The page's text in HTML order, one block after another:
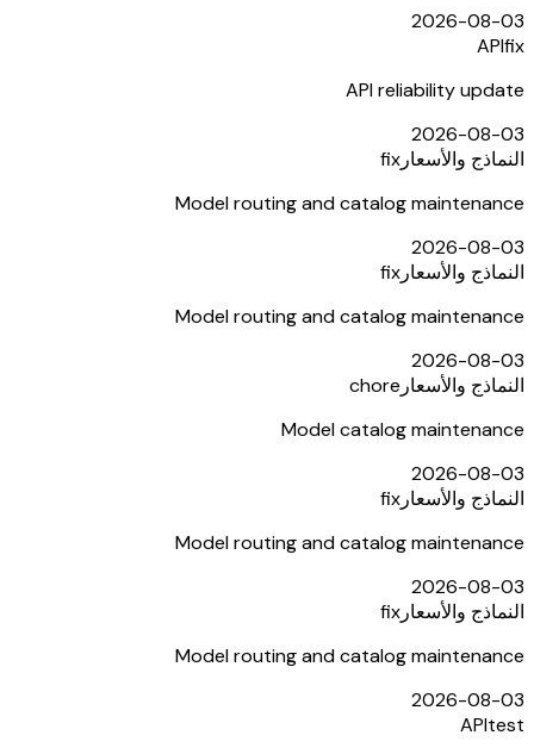
2026-08-03
APIfix
API reliability update
2026-08-03
النماذج والأسعار fix
Model routing and catalog maintenance
2026-08-03
النماذج والأسعار fix
Model routing and catalog maintenance
2026-08-03
النماذج والأسعار chore
Model catalog maintenance
2026-08-03
النماذج والأسعار fix
Model routing and catalog maintenance
2026-08-03
النماذج والأسعار fix
Model routing and catalog maintenance
2026-08-03
APItest